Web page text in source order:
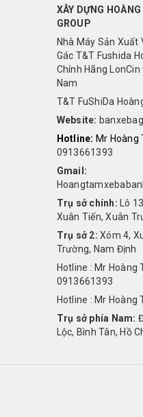
XÂY DỰNG
GROUP
Nhà Máy Sản Xuất
Gác T&T Fushida
Chính Hãng
Nam
T&T FuShiDa
Website:
Hotline: Mr Hoàng
0913661393
Gmail:
Trụ sở chính: Lô
Xuân Tiến, Xuân
Trụ sở 2: Xóm 4,
Trường, Nam Định
Hotline : Mr Hoàng
0913661393
Hotline : Mr Hoàng
Trụ sở phía Nam:
Lộc, Bình Tân, Hồ